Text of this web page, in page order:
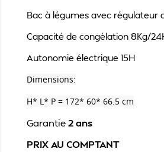
Bac à légumes avec régulateur
Capacité de congélation 8Kg/
Autonomie électrique 15H
Dimensions:
H* L* P = 172* 60* 66.5 cm
Garantie2 ans
PRIX AU COMPTANT